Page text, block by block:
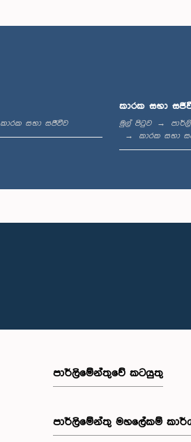
කාරක සභා සජීවීව
කාරක සභා
මුල් පිටුව
කාරක සභා
පාර්ලිමේන්තුවේ කටයුතු
පාර්ලිමේන්තු මහලේකම්